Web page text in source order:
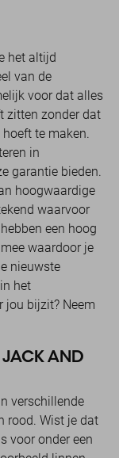
het altijd
van de
voor dat alles
zitten zonder dat
te maken.
in
garantie bieden.
hoogwaardige
waarvoor
een hoog
waardoor je
nieuwste
het
jou bijzit? Neem
AND
verschillende
rood. Wist je dat
voor onder een